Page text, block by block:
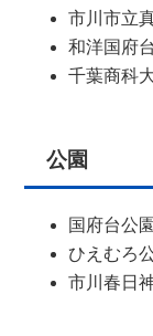
市川市立
和洋国府
千葉商科
公園
国府台公園
ひえむろ
市川春日